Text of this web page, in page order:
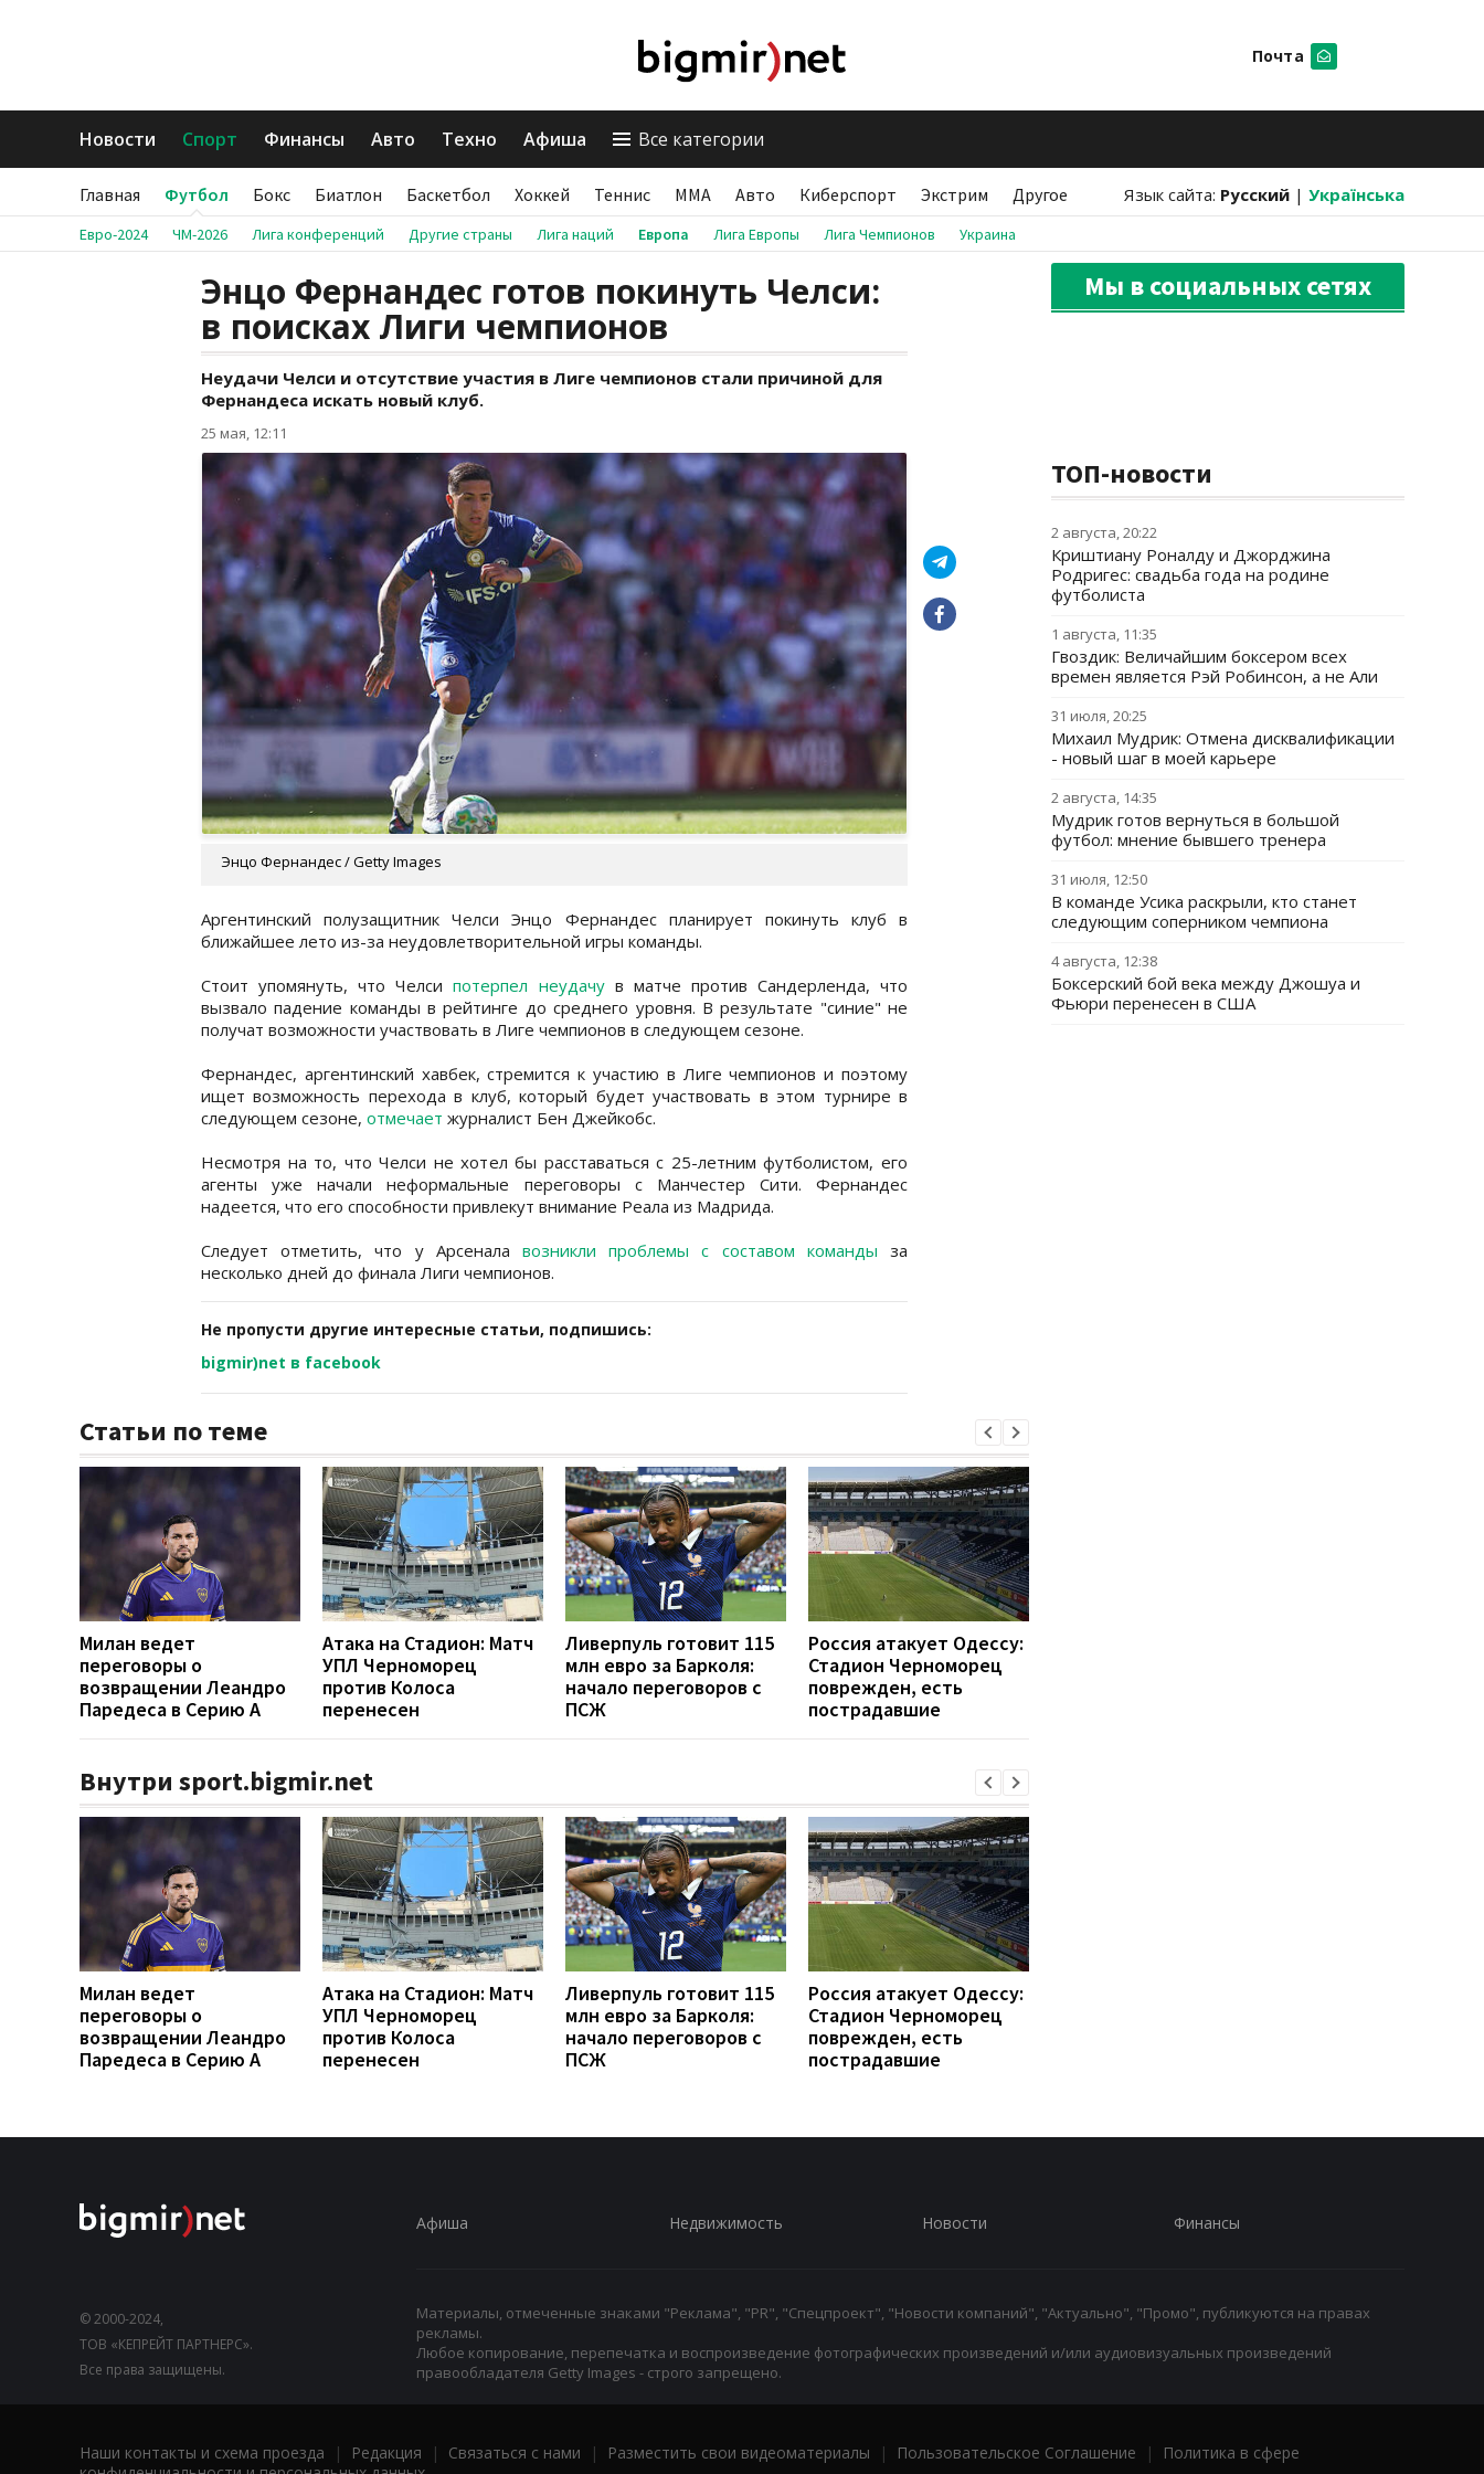
Почта
Новости Спорт Финансы Авто Техно Афиша Все категории
Главная Футбол Бокс Биатлон Баскетбол Хоккей Теннис ММА Авто Киберспорт Экстрим Другое Язык сайта: Русский | Українська
Евро-2024 ЧМ-2026 Лига конференций Другие страны Лига наций Европа Лига Европы Лига Чемпионов Украина
Энцо Фернандес готов покинуть Челси:
в поисках Лиги чемпионов
Неудачи Челси и отсутствие участия в Лиге чемпионов стали причиной для
Фернандеса искать новый клуб.
25 мая, 12:11
Энцо Фернандес / Getty Images
Аргентинский полузащитник Челси Энцо Фернандес планирует покинуть клуб в
ближайшее лето из-за неудовлетворительной игры команды.
Стоит упомянуть, что Челсипотерпел неудачув матче против Сандерленда, что
вызвало падение команды в рейтинге до среднего уровня. В результате "синие" не
получат возможности участвовать в Лиге чемпионов в следующем сезоне.
Фернандес, аргентинский хавбек, стремится к участию в Лиге чемпионов и поэтому
ищет возможность перехода в клуб, который будет участвовать в этом турнире в
следующем сезоне, отмечает журналист Бен Джейкобс.
Несмотря на то, что Челси не хотел бы расставаться с 25-летним футболистом, его
агенты уже начали неформальные переговоры с Манчестер Сити. Фернандес
надеется, что его способности привлекут внимание Реала из Мадрида.
Следует отметить, что у Арсенала возникли проблемы с составом команды за
несколько дней до финала Лиги чемпионов.
Не пропусти другие интересные статьи, подпишись:
bigmir)net в facebook
Статьи по теме
Милан ведет
переговоры о
возвращении Леандро
Паредеса в Серию А
Атака на Стадион: Матч
УПЛ Черноморец
против Колоса
перенесен
Ливерпуль готовит 115
млн евро за Барколя:
начало переговоров с
ПСЖ
Россия атакует Одессу:
Стадион Черноморец
поврежден, есть
пострадавшие
Внутри sport.bigmir.net
Милан ведет
переговоры о
возвращении Леандро
Паредеса в Серию А
Атака на Стадион: Матч
УПЛ Черноморец
против Колоса
перенесен
Ливерпуль готовит 115
млн евро за Барколя:
начало переговоров с
ПСЖ
Россия атакует Одессу:
Стадион Черноморец
поврежден, есть
пострадавшие
Мы в социальных сетях
ТОП-новости
2 августа, 20:22
Криштиану Роналду и Джорджина
Родригес: свадьба года на родине
футболиста
1 августа, 11:35
Гвоздик: Величайшим боксером всех
времен является Рэй Робинсон, а не Али
31 июля, 20:25
Михаил Мудрик: Отмена дисквалификации
- новый шаг в моей карьере
2 августа, 14:35
Мудрик готов вернуться в большой
футбол: мнение бывшего тренера
31 июля, 12:50
В команде Усика раскрыли, кто станет
следующим соперником чемпиона
4 августа, 12:38
Боксерский бой века между Джошуа и
Фьюри перенесен в США
© 2000-2024,
ТОВ «КЕПРЕЙТ ПАРТНЕРС».
Все права защищены.
Афиша Недвижимость Новости Финансы
Материалы, отмеченные знаками "Реклама", "PR", "Спецпроект", "Новости компаний", "Актуально", "Промо", публикуются на правах
рекламы.
Любое копирование, перепечатка и воспроизведение фотографических произведений и/или аудиовизуальных произведений
правообладателя Getty Images - строго запрещено.
Наши контакты и схема проезда | Редакция | Связаться с нами | Разместить свои видеоматериалы | Пользовательское Соглашение |
Политика в сфере